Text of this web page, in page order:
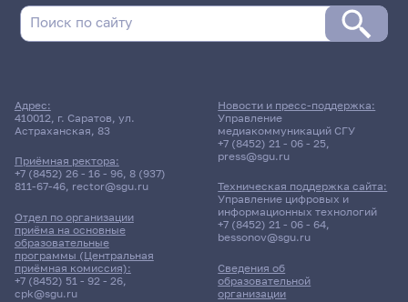
Адрес:
410012, г. Саратов, ул.
Астраханская, 83
Приёмная ректора:
+7 (8452) 26 - 16 - 96, 8 (937)
811-67-46, rector@sgu.ru
Отдел по организации
приёма на основные
образовательные
программы (Центральная
приёмная комиссия):
+7 (8452) 51 - 92 - 26,
cpk@sgu.ru
Сведения об
образовательной
организации
Новости и пресс-поддержка:
Управление
медиакоммуникаций СГУ
+7 (8452) 21 - 06 - 25,
press@sgu.ru
Техническая поддержка сайта:
Управление цифровых и
информационных технологий
+7 (8452) 21 - 06 - 64,
bessonov@sgu.ru